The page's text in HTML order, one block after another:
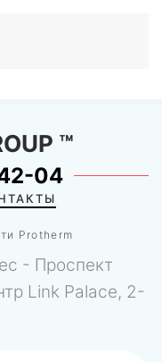
Protherm
™
04
- Проспект
Link Palace, 2-